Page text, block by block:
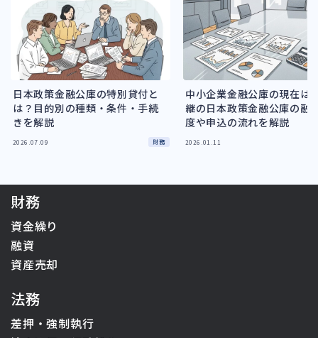
日本政策金融公庫の特別貸付と
は？目的別の種類・条件・手続
きを解説
2026.07.09 財務
中小企業金融公庫の現在は
継の日本政策金融公庫の融
度や申込の流れを解説
2026.01.11
財務
資金繰り
融資
資産売却
法務
差押・強制執行